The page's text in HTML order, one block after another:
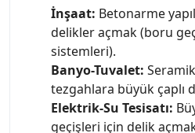
İnşaat: Betonarme
delikler açmak (boru
sistemleri).
Banyo-Tuvalet:
tezgahlara büyük çaplı
Elektrik-Su Tesisatı:
geçişleri için delik